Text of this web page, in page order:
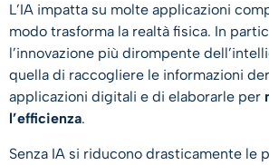
L’IA impatta su molte applicazioni
modo trasforma la realtà fisica. In
l’innovazione più dirompente
quella di raccogliere le informazioni
applicazioni digitali e di elaborarle per
l’efficienza.
Senza IA si riducono drasticamente le